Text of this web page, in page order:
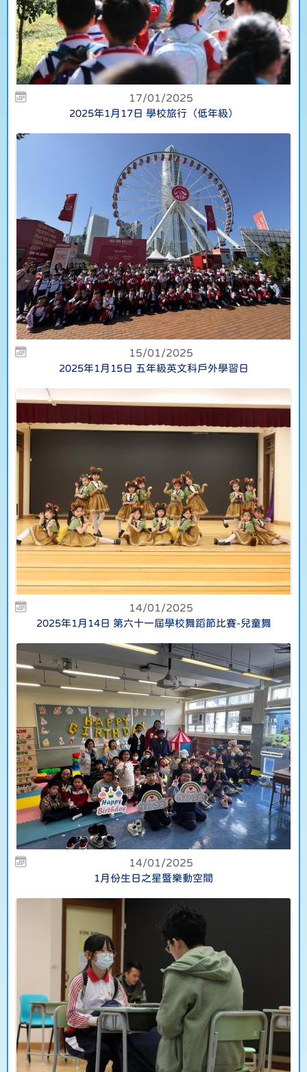
17/01/2025
2025年1月17日 學校旅行（低年級）
15/01/2025
2025年1月15日 五年級英文科戶外學習日
14/01/2025
2025年1月14日 第六十一屆學校舞蹈節比賽-兒童舞
14/01/2025
1月份生日之星暨樂動空間